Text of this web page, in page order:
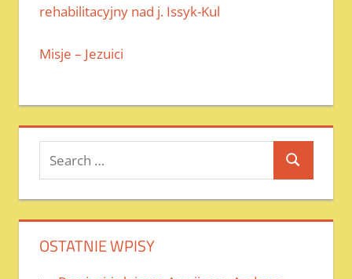
rehabilitacyjny nad j. Issyk-Kul
Misje – Jezuici
Search
for:
Search
OSTATNIE WPISY